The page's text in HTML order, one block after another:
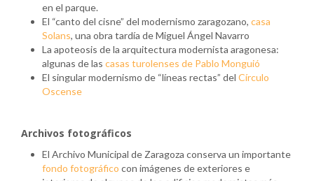
en el parque.
El “canto del cisne” del modernismo zaragozano, casa
Solans, una obra tardía de Miguel Ángel Navarro
La apoteosis de la arquitectura modernista aragonesa:
algunas de las casas turolenses de Pablo Monguió
El singular modernismo de “líneas rectas” del Círculo
Oscense
Archivos fotográficos
El Archivo Municipal de Zaragoza conserva un importante
fondo fotográfico con imágenes de exteriores e